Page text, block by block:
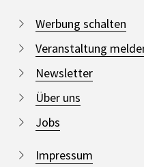
Werbung schalten
Veranstaltung
Newsletter
Über uns
Jobs
Impressum